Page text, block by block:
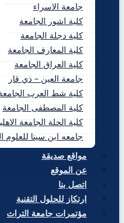
جامعة الاسراء
كلية اشور الجامعة
كلية دجلة الجامعة
كلية المعارف الجامعة
كلية العراق الجامعة
جامعة العين – ذي قار
كلية شط العرب
كلية المصطفى الجامعة
كلية الحلة الجامعة
جامعه ابن سينا للعلوم
مواقع صديقة
عن الموقع
اتصل بنا
ارتكاز للحلول التقنية
مؤتمرات جامعة التراث